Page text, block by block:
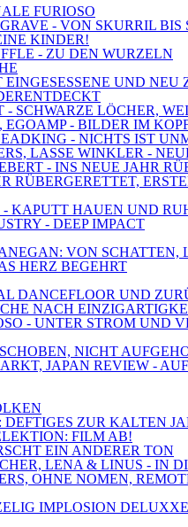
FURIOSO
- VON SKURRIL BIS
KINDER!
- ZU DEN WURZELN
UND NEU
SCHWARZE LÖCHER,
- BILDER IM
- NICHTS IST
LASSE WINKLER -
- INS NEUE JAHR
RÜBERGERETTET,
KAPUTT HAUEN UND
- DEEP IMPACT
VON
HERZ BEGEHRT
DANCEFLOOR UND
NACH
- UNTER STROM UND
NICHT
JAPAN REVIEW -
ZUR KALTEN
FILM AB!
EIN ANDERER TON
LENA & LINUS - IN
OHNE NOMEN,
IMPLOSION